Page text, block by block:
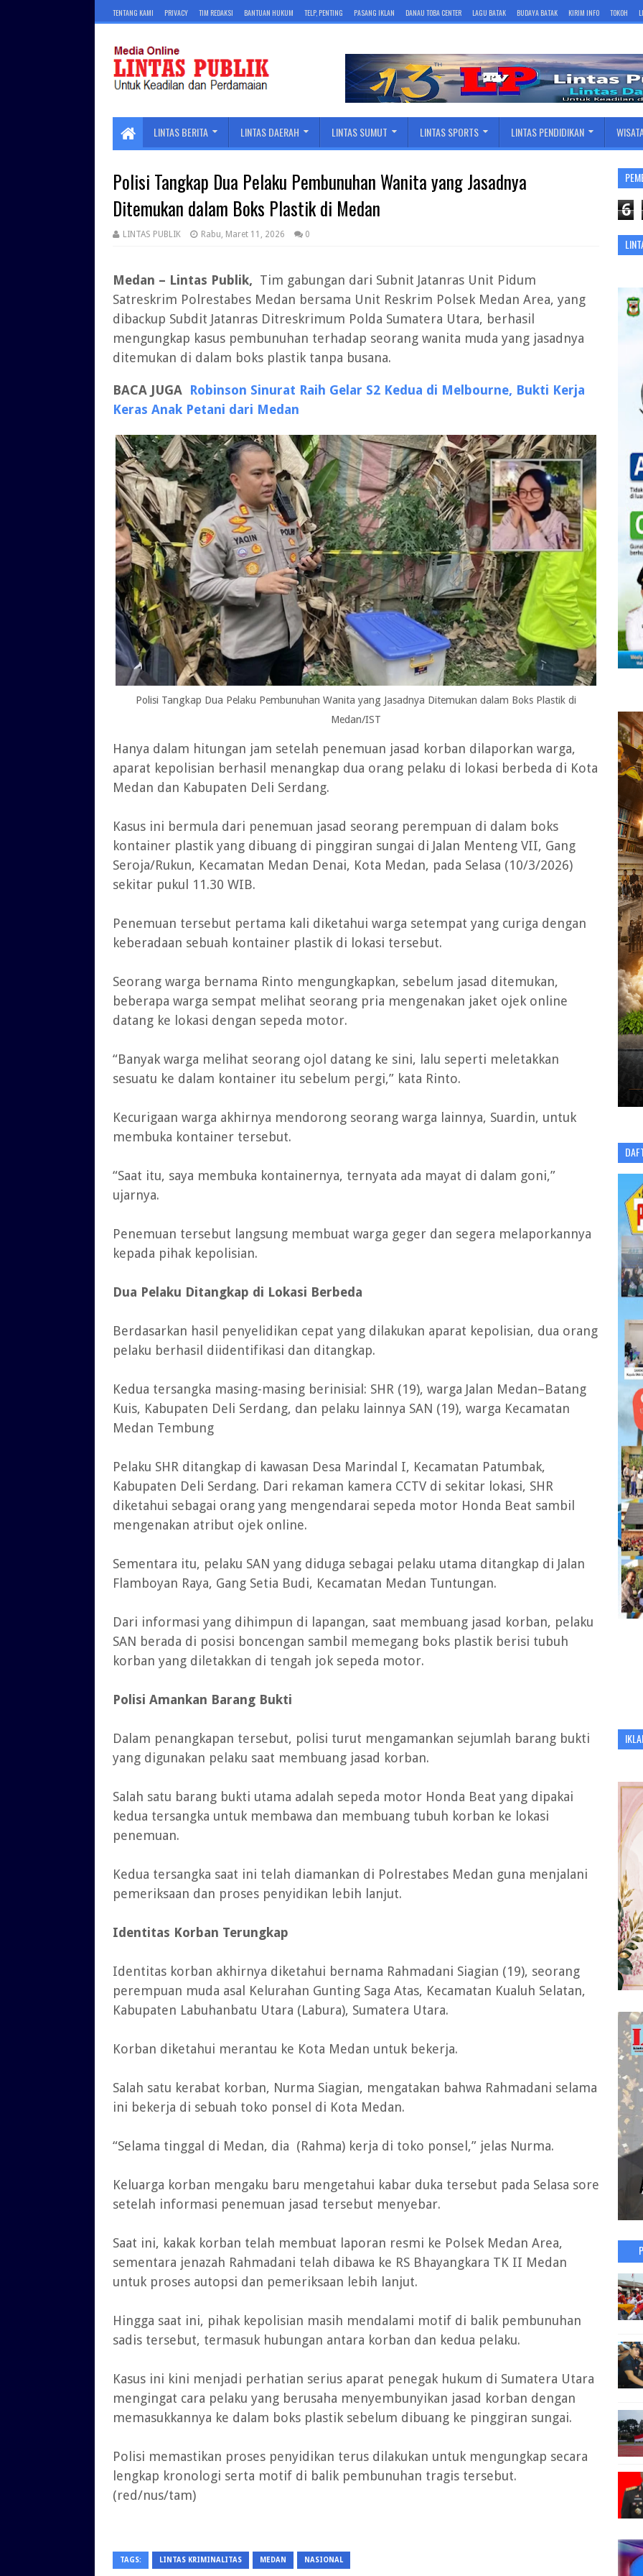
TENTANG KAMI PRIVACY TIM REDAKSI BANTUAN HUKUM TELP, PENTING PASANG IKLAN DANAU TOBA CENTER LAGU BATAK BUDAYA BATAK KIRIM INFO TOKOH
LINTAS BERITA LINTAS DAERAH LINTAS SUMUT LINTAS SPORTS LINTAS PENDIDIKAN
Polisi Tangkap Dua Pelaku Pembunuhan Wanita yang Jasadnya
Ditemukan dalam Boks Plastik di Medan
LINTAS PUBLIK Rabu, Maret 11, 2026 0
Medan – Lintas Publik, Tim gabungan dari Subnit Jatanras Unit Pidum
Satreskrim Polrestabes Medan bersama Unit Reskrim Polsek Medan Area, yang
dibackup Subdit Jatanras Ditreskrimum Polda Sumatera Utara, berhasil
mengungkap kasus pembunuhan terhadap seorang wanita muda yang jasadnya
ditemukan di dalam boks plastik tanpa busana.
BACA JUGA Robinson Sinurat Raih Gelar S2 Kedua di Melbourne, Bukti Kerja
Keras Anak Petani dari Medan
Polisi Tangkap Dua Pelaku Pembunuhan Wanita yang Jasadnya Ditemukan dalam Boks Plastik di
Medan/IST
Hanya dalam hitungan jam setelah penemuan jasad korban dilaporkan warga,
aparat kepolisian berhasil menangkap dua orang pelaku di lokasi berbeda di Kota
Medan dan Kabupaten Deli Serdang.
Kasus ini bermula dari penemuan jasad seorang perempuan di dalam boks
kontainer plastik yang dibuang di pinggiran sungai di Jalan Menteng VII, Gang
Seroja/Rukun, Kecamatan Medan Denai, Kota Medan, pada Selasa (10/3/2026)
sekitar pukul 11.30 WIB.
Penemuan tersebut pertama kali diketahui warga setempat yang curiga dengan
keberadaan sebuah kontainer plastik di lokasi tersebut.
Seorang warga bernama Rinto mengungkapkan, sebelum jasad ditemukan,
beberapa warga sempat melihat seorang pria mengenakan jaket ojek online
datang ke lokasi dengan sepeda motor.
“Banyak warga melihat seorang ojol datang ke sini, lalu seperti meletakkan
sesuatu ke dalam kontainer itu sebelum pergi,” kata Rinto.
Kecurigaan warga akhirnya mendorong seorang warga lainnya, Suardin, untuk
membuka kontainer tersebut.
“Saat itu, saya membuka kontainernya, ternyata ada mayat di dalam goni,”
ujarnya.
Penemuan tersebut langsung membuat warga geger dan segera melaporkannya
kepada pihak kepolisian.
Dua Pelaku Ditangkap di Lokasi Berbeda
Berdasarkan hasil penyelidikan cepat yang dilakukan aparat kepolisian, dua orang
pelaku berhasil diidentifikasi dan ditangkap.
Kedua tersangka masing-masing berinisial: SHR (19), warga Jalan Medan–Batang
Kuis, Kabupaten Deli Serdang, dan pelaku lainnya SAN (19), warga Kecamatan
Medan Tembung
Pelaku SHR ditangkap di kawasan Desa Marindal I, Kecamatan Patumbak,
Kabupaten Deli Serdang. Dari rekaman kamera CCTV di sekitar lokasi, SHR
diketahui sebagai orang yang mengendarai sepeda motor Honda Beat sambil
mengenakan atribut ojek online.
Sementara itu, pelaku SAN yang diduga sebagai pelaku utama ditangkap di Jalan
Flamboyan Raya, Gang Setia Budi, Kecamatan Medan Tuntungan.
Dari informasi yang dihimpun di lapangan, saat membuang jasad korban, pelaku
SAN berada di posisi boncengan sambil memegang boks plastik berisi tubuh
korban yang diletakkan di tengah jok sepeda motor.
Polisi Amankan Barang Bukti
Dalam penangkapan tersebut, polisi turut mengamankan sejumlah barang bukti
yang digunakan pelaku saat membuang jasad korban.
Salah satu barang bukti utama adalah sepeda motor Honda Beat yang dipakai
kedua tersangka untuk membawa dan membuang tubuh korban ke lokasi
penemuan.
Kedua tersangka saat ini telah diamankan di Polrestabes Medan guna menjalani
pemeriksaan dan proses penyidikan lebih lanjut.
Identitas Korban Terungkap
Identitas korban akhirnya diketahui bernama Rahmadani Siagian (19), seorang
perempuan muda asal Kelurahan Gunting Saga Atas, Kecamatan Kualuh Selatan,
Kabupaten Labuhanbatu Utara (Labura), Sumatera Utara.
Korban diketahui merantau ke Kota Medan untuk bekerja.
Salah satu kerabat korban, Nurma Siagian, mengatakan bahwa Rahmadani selama
ini bekerja di sebuah toko ponsel di Kota Medan.
“Selama tinggal di Medan, dia (Rahma) kerja di toko ponsel,” jelas Nurma.
Keluarga korban mengaku baru mengetahui kabar duka tersebut pada Selasa sore
setelah informasi penemuan jasad tersebut menyebar.
Saat ini, kakak korban telah membuat laporan resmi ke Polsek Medan Area,
sementara jenazah Rahmadani telah dibawa ke RS Bhayangkara TK II Medan
untuk proses autopsi dan pemeriksaan lebih lanjut.
Hingga saat ini, pihak kepolisian masih mendalami motif di balik pembunuhan
sadis tersebut, termasuk hubungan antara korban dan kedua pelaku.
Kasus ini kini menjadi perhatian serius aparat penegak hukum di Sumatera Utara
mengingat cara pelaku yang berusaha menyembunyikan jasad korban dengan
memasukkannya ke dalam boks plastik sebelum dibuang ke pinggiran sungai.
Polisi memastikan proses penyidikan terus dilakukan untuk mengungkap secara
lengkap kronologi serta motif di balik pembunuhan tragis tersebut.
(red/nus/tam)
TAGS: LINTAS KRIMINALITAS MEDAN NASIONAL
6